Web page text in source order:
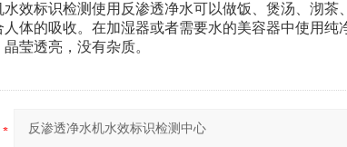
标识检测使用反渗透净水可以做饭、煲汤、沏茶
体的吸收。在加湿器或者需要水的美容器中使用纯
莹透亮，没有杂质。